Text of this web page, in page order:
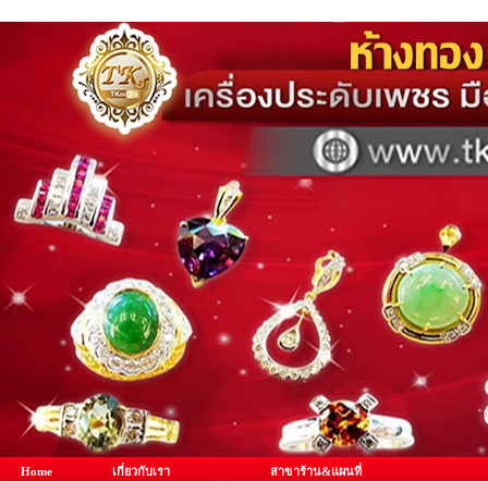
Home เกี่ยวกับเรา สาขาร้าน&แผนที่